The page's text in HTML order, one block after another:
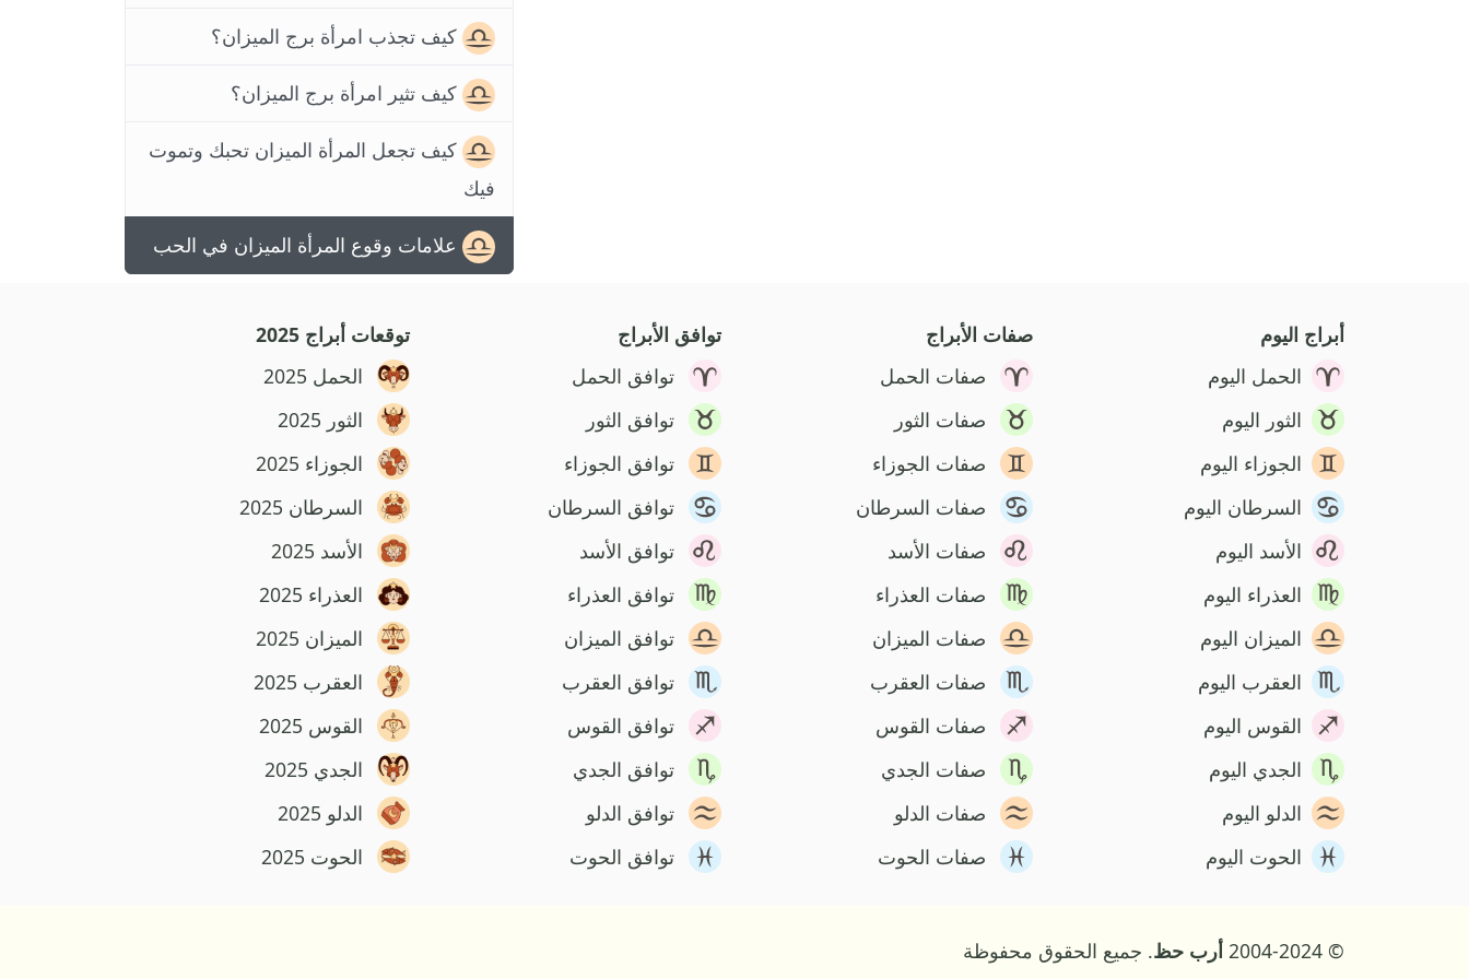
كيف تجذب امرأة برج الميزان؟
كيف تثير امرأة برج الميزان؟
كيف تجعل المرأة الميزان تحبك وتموت
فيك
علامات وقوع المرأة الميزان في الحب
أبراج اليوم
الحمل اليوم
الثور اليوم
الجوزاء اليوم
السرطان اليوم
الأسد اليوم
العذراء اليوم
الميزان اليوم
العقرب اليوم
القوس اليوم
الجدي اليوم
الدلو اليوم
الحوت اليوم
صفات الأبراج
صفات الحمل
صفات الثور
صفات الجوزاء
صفات السرطان
صفات الأسد
صفات العذراء
صفات الميزان
صفات العقرب
صفات القوس
صفات الجدي
صفات الدلو
صفات الحوت
توافق الأبراج
توافق الحمل
توافق الثور
توافق الجوزاء
توافق السرطان
توافق الأسد
توافق العذراء
توافق الميزان
توافق العقرب
توافق القوس
توافق الجدي
توافق الدلو
توافق الحوت
توقعات أبراج 2025
الحمل 2025
الثور 2025
الجوزاء 2025
السرطان 2025
الأسد 2025
العذراء 2025
الميزان 2025
العقرب 2025
القوس 2025
الجدي 2025
الدلو 2025
الحوت 2025
© 2004-2024 أرب حظ. جميع الحقوق محفوظة